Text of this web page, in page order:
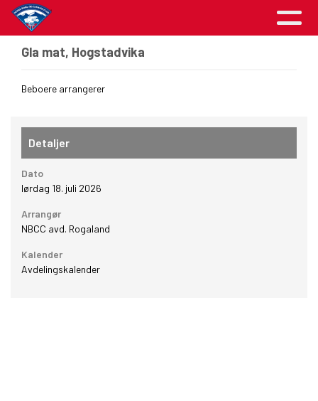
Gla mat, Hogstadvika
Beboere arrangerer
Detaljer
Dato
lørdag 18. juli 2026
Arrangør
NBCC avd. Rogaland
Kalender
Avdelingskalender